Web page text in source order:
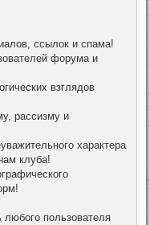
ссылок и спама!
форума и
взглядов
рассизму и
характера
клуба!
любого пользователя